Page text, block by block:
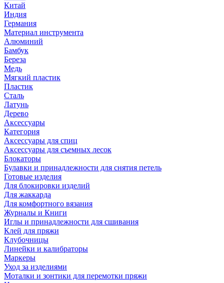
Китай
Индия
Германия
Материал инструмента
Алюминий
Бамбук
Береза
Медь
Мягкий пластик
Пластик
Сталь
Латунь
Дерево
Аксессуары
Категория
Аксессуары для спиц
Аксессуары для съемных лесок
Блокаторы
Булавки и принадлежности для снятия петель
Готовые изделия
Для блокировки изделий
Для жаккарда
Для комфортного вязания
Журналы и Книги
Иглы и принадлежности для сшивания
Клей для пряжи
Клубочницы
Линейки и калибраторы
Маркеры
Уход за изделиями
Моталки и зонтики для перемотки пряжи